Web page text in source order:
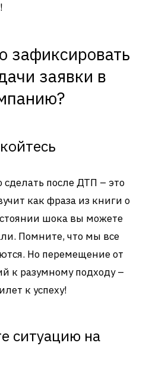
зафиксировать
заявки в
после ДТП – это
как фраза из книги о
шока вы можете
Помните, что мы все
Но перемещение от
к разумному подходу –
к успеху!
ситуацию на